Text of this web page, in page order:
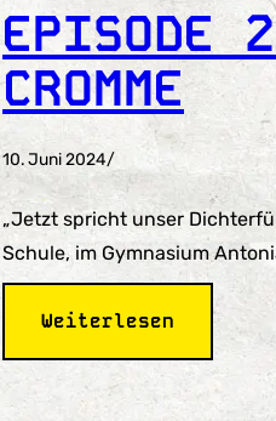
EPISODE
CROMME
10. Juni 2024/
„Jetzt spricht unser
Schule, im Gymnasium
Weiterlesen
Peter